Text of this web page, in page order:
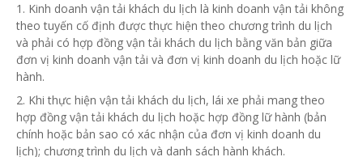
1. Kinh doanh vận tải khách du lịch là kinh doanh vận tải không
theo tuyến cố định được thực hiện theo chương trình du lịch
và phải có hợp đồng vận tải khách du lịch bằng văn bản giữa
đơn vị kinh doanh vận tải và đơn vị kinh doanh du lịch hoặc lữ
hành.
2. Khi thực hiện vận tải khách du lịch, lái xe phải mang theo
hợp đồng vận tải khách du lịch hoặc hợp đồng lữ hành (bản
chính hoặc bản sao có xác nhận của đơn vị kinh doanh du
lịch); chương trình du lịch và danh sách hành khách.